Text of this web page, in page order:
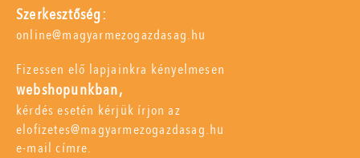
Szerkesztőség:
online@magyarmezogazdasag.hu
Fizessen elő lapjainkra kényelmesen
webshopunkban,
kérdés esetén kérjük írjon az
elofizetes@magyarmezogazdasag.hu
e-mail címre.